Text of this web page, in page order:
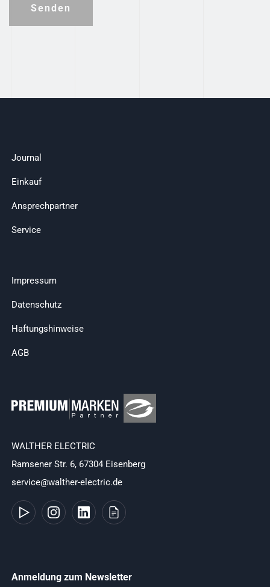
Senden
Journal
Einkauf
Ansprechpartner
Service
Impressum
Datenschutz
Haftungshinweise
AGB
WALTHER ELECTRIC
Ramsener Str. 6, 67304 Eisenberg
service@walther-electric.de
Anmeldung zum Newsletter